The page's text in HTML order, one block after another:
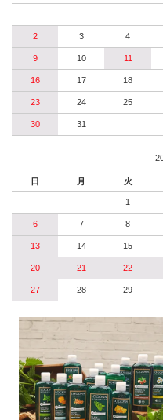
2 3 4
9 10 11
16 17 18
23 24 25
30 31
日 月 火
1
6 7 8
13 14 15
20 21 22
27 28 29